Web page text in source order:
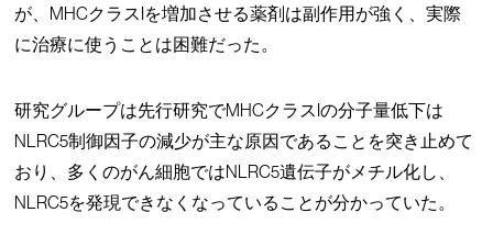
が、MHCクラスIを増加させる薬剤は副作用が強く、実際
に治療に使うことは困難だった。
研究グループは先行研究でMHCクラスIの分子量低下は
NLRC5制御因子の減少が主な原因であることを突き止めて
おり、多くのがん細胞ではNLRC5遺伝子がメチル化し、
NLRC5を発現できなくなっていることが分かっていた。